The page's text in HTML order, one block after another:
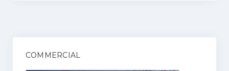
COMMERCIAL